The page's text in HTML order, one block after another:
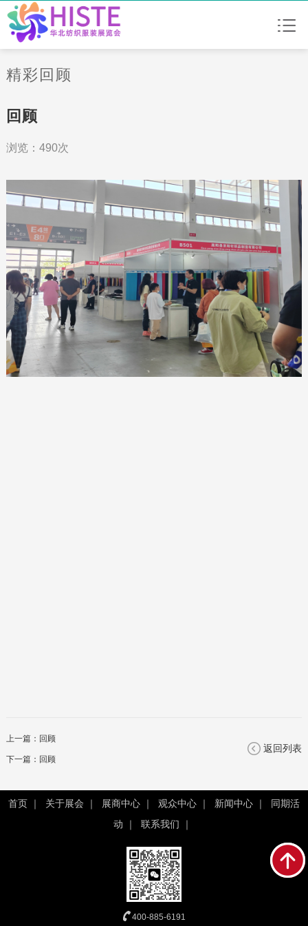
精彩回顾
回顾
浏览：490次
上一篇： 回顾
下一篇： 回顾
返回列表
首页｜ 关于展会 ｜ 展商中心｜ 观众中心｜ 新闻中心｜ 同期活
动 ｜ 联系我们 ｜
400-885-6191